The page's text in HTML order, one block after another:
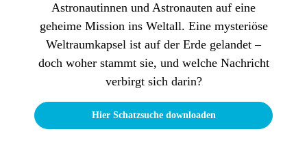
Astronautinnen und Astronauten auf eine
geheime Mission ins Weltall. Eine mysteriöse
Weltraumkapsel ist auf der Erde gelandet –
doch woher stammt sie, und welche Nachricht
verbirgt sich darin?
Hier Schatzsuche downloaden